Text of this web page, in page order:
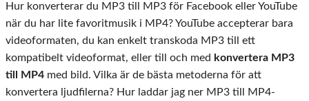
Hur konverterar du MP3 till MP3 för Facebook eller YouTube
när du har lite favoritmusik i MP4? YouTube accepterar bara
videoformaten, du kan enkelt transkoda MP3 till ett
kompatibelt videoformat, eller till och med konvertera MP3
till MP4 med bild. Vilka är de bästa metoderna för att
konvertera ljudfilerna? Hur laddar jag ner MP3 till MP4-